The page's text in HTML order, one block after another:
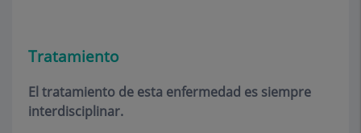
Tratamiento
El tratamiento de esta enfermedad es siempre
interdisciplinar.